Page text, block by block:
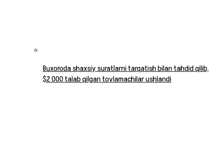
Buxoroda shaxsiy suratlarni tarqatish bilan tahdid qilib,
$2 000 talab qilgan tovlamachilar ushlandi